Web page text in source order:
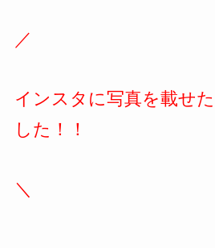
／
インスタに写真を載せ
した！！
＼